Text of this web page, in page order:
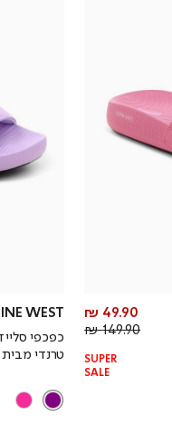
מחיר
מוצר
49.90 ₪
מחיר
149.90 ₪
SUPER
SALE
WEST
כפכפי
טרנדי מבית NINE WEST